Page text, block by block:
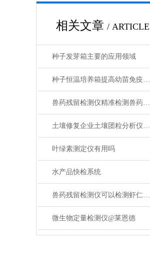
相关文章 / ARTICLE
种子发芽箱主要的应用领域
种子恒温培养箱提高幼苗免疫能力
兽药残留检测仪精准检测兽药残留守护餐桌安全
土壤修复企业土壤团粒分析仪怎么选型?2026年主流厂家推荐
叶绿素测定仪有用吗
水产品快检系统
兽药残留检测仪可以检测虾仁中磷酸盐超标问题吗？
微生物定量检测仪@莱恩德